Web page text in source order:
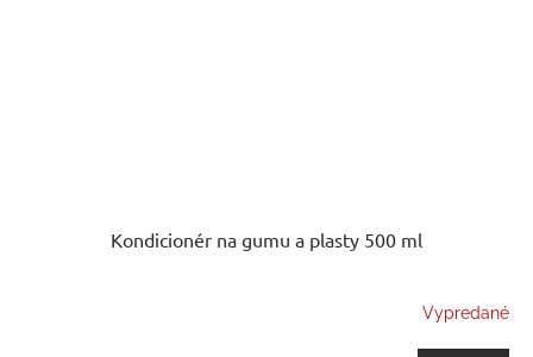
Kondicionér na gumu a plasty 500 ml
Vypredané